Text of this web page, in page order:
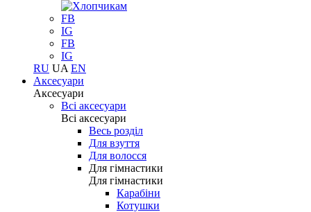
FB
IG
FB
IG
RU UA EN
Аксесуари
Аксесуари
Всі аксесуари
Всі аксесуари
Весь розділ
Для взуття
Для волосся
Для гімнастики
Для гімнастики
Карабіни
Котушки